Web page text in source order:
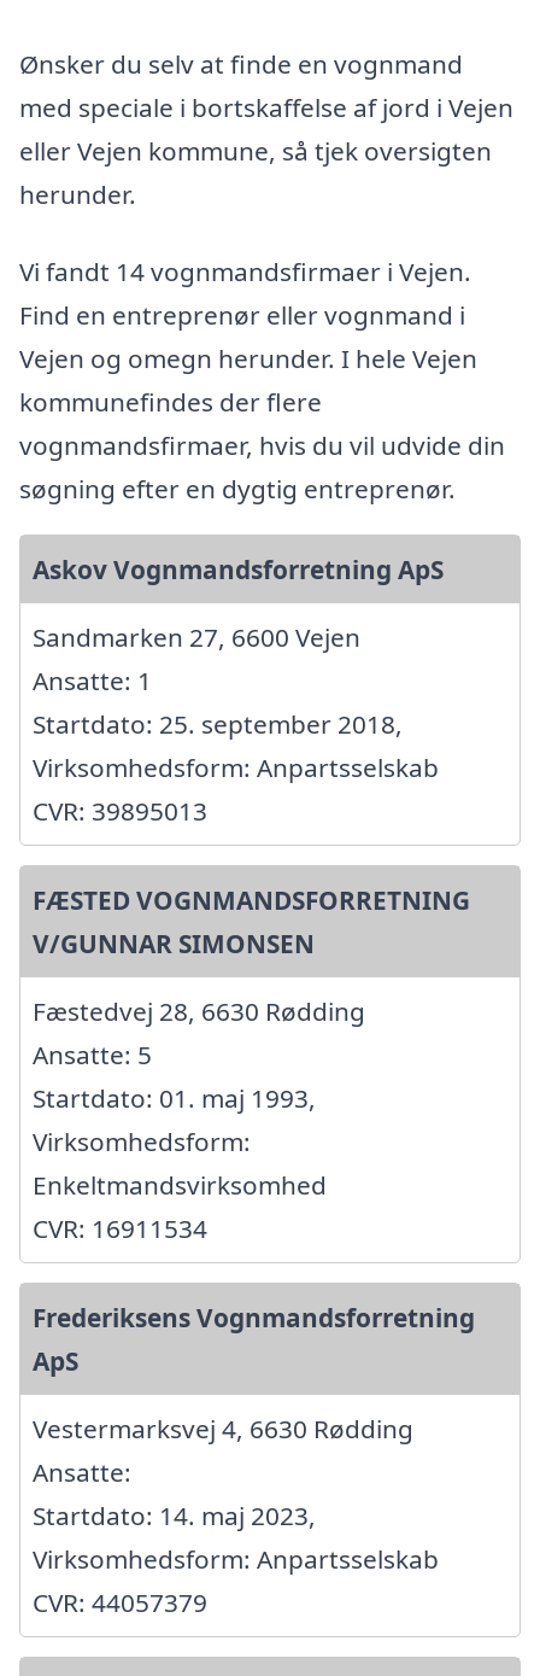
Ønsker du selv at finde en vognmand
med speciale i bortskaffelse af jord i Vejen
eller Vejen kommune, så tjek oversigten
herunder.
Vi fandt 14 vognmandsfirmaer i Vejen.
Find en entreprenør eller vognmand i
Vejen og omegn herunder. I hele Vejen
kommunefindes der flere
vognmandsfirmaer, hvis du vil udvide din
søgning efter en dygtig entreprenør.
Askov Vognmandsforretning ApS
Sandmarken 27, 6600 Vejen
Ansatte: 1
Startdato: 25. september 2018,
Virksomhedsform: Anpartsselskab
CVR: 39895013
FÆSTED VOGNMANDSFORRETNING
V/GUNNAR SIMONSEN
Fæstedvej 28, 6630 Rødding
Ansatte: 5
Startdato: 01. maj 1993,
Virksomhedsform:
Enkeltmandsvirksomhed
CVR: 16911534
Frederiksens Vognmandsforretning
ApS
Vestermarksvej 4, 6630 Rødding
Ansatte:
Startdato: 14. maj 2023,
Virksomhedsform: Anpartsselskab
CVR: 44057379